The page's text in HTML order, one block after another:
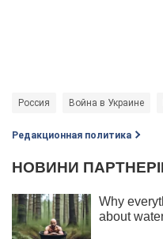
Россия Война в Украине
Редакционная политика